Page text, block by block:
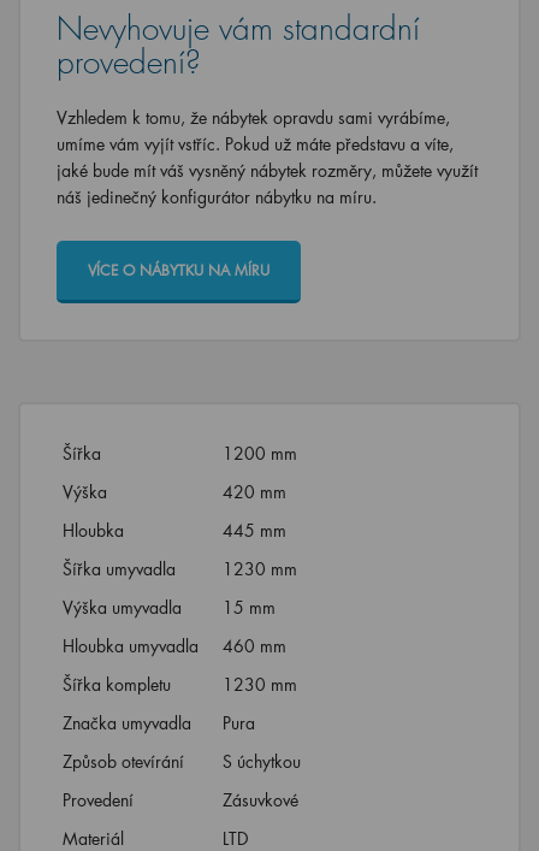
Nevyhovuje vám standardní
provedení?
Vzhledem k tomu, že nábytek opravdu sami vyrábíme,
umíme vám vyjít vstříc. Pokud už máte představu a víte,
jaké bude mít váš vysněný nábytek rozměry, můžete využít
náš jedinečný konfigurátor nábytku na míru.
VÍCE O NÁBYTKU NA MÍRU
Šířka
1200 mm
Výška
420 mm
Hloubka
445 mm
Šířka umyvadla
1230 mm
Výška umyvadla
15 mm
Hloubka umyvadla
460 mm
Šířka kompletu
1230 mm
Značka umyvadla
Pura
Způsob otevírání
S úchytkou
Provedení
Zásuvkové
Materiál
LTD